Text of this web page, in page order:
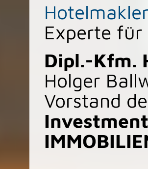
Hotelmakler
Experte für
Dipl.-Kfm.
Holger
Vorstand